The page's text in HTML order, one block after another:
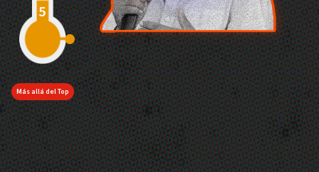
Más allá del Top